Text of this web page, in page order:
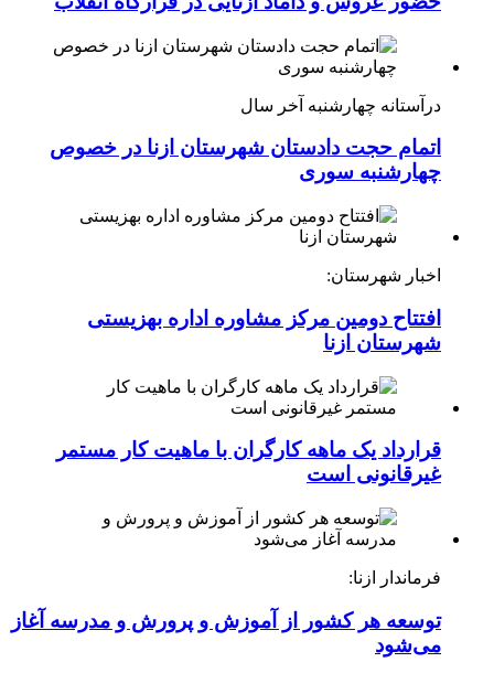
درآستانه چهارشنبه آخر سال
اتمام حجت دادستان شهرستان ازنا در خصوص
چهارشنبه ‌سوری
اخبار شهرستان:
افتتاح دومین مرکز مشاوره اداره بهزیستی
شهرستان ازنا
قرارداد یک ماهه کارگران با ماهیت کار مستمر
غیرقانونی است
فرماندار ازنا:
توسعه هر کشور از آموزش و پرورش و مدرسه آغاز
می‌شود